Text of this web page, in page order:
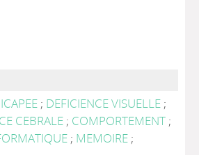
; DEFICIENCE VISUELLE ;
CEBRALE ; COMPORTEMENT ;
; MEMOIRE ;